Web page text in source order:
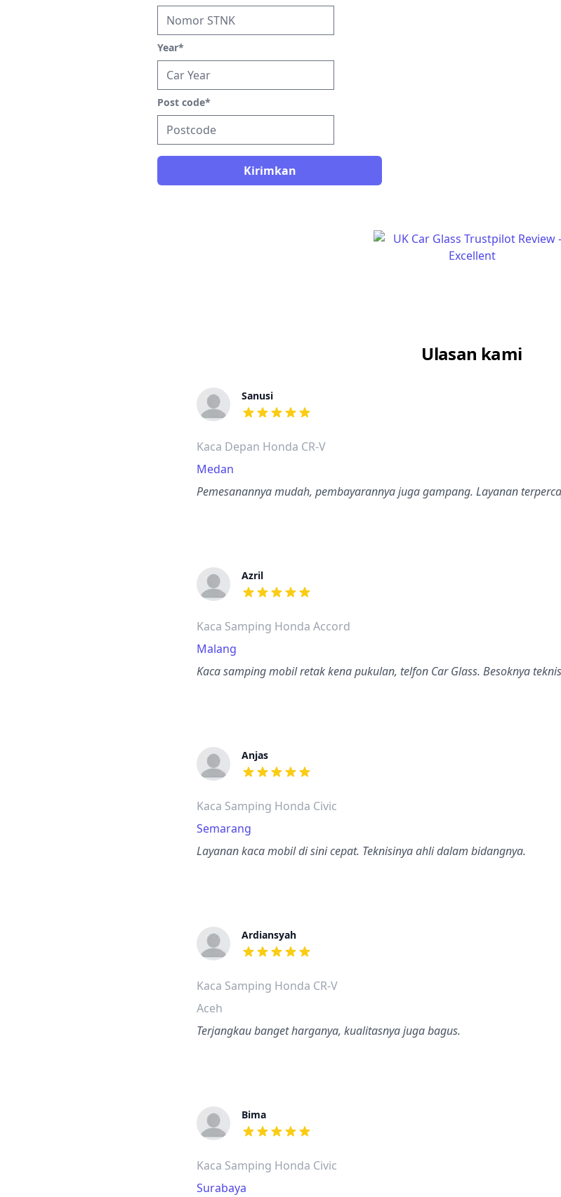
Year*
Post code*
Kirimkan
Ulasan kami
Sanusi
dari ulasan adalah bintang lima
Kaca Depan Honda CR-V
Medan
Pemesanannya mudah, pembayarannya juga gampang. Layanan
Azril
dari ulasan adalah bintang lima
Kaca Samping Honda Accord
Malang
Kaca samping mobil retak kena pukulan, telfon Car Glass. Besoknya
Anjas
dari ulasan adalah bintang lima
Kaca Samping Honda Civic
Semarang
Layanan kaca mobil di sini cepat. Teknisinya ahli dalam bidangnya.
Ardiansyah
dari ulasan adalah bintang lima
Kaca Samping Honda CR-V
Aceh
Terjangkau banget harganya, kualitasnya juga bagus.
Bima
dari ulasan adalah bintang lima
Kaca Samping Honda Civic
Surabaya